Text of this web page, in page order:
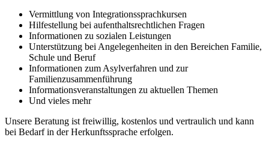
Vermittlung von Integrationssprachkursen
Hilfestellung bei aufenthaltsrechtlichen Fragen
Informationen zu sozialen Leistungen
Unterstützung bei Angelegenheiten in den Bereichen Familie,
Schule und Beruf
Informationen zum Asylverfahren und zur
Familienzusammenführung
Informationsveranstaltungen zu aktuellen Themen
Und vieles mehr
Unsere Beratung ist freiwillig, kostenlos und vertraulich und kann
bei Bedarf in der Herkunftssprache erfolgen.